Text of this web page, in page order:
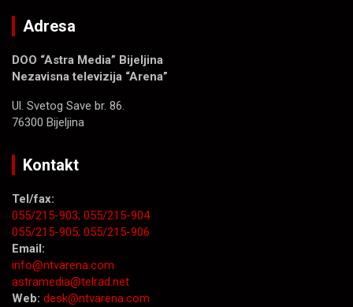
Adresa
DOO “Astra Media” Bijeljina
Nezavisna televizija “Arena”
Ul. Svetog Save br. 86.
76300 Bijeljina
Kontakt
Tel/fax:
055/215-903; 055/215-904
055/215-905; 055/215-906
Email:
info@ntvarena.com
astramedia@telrad.net
Web: desk@ntvarena.com